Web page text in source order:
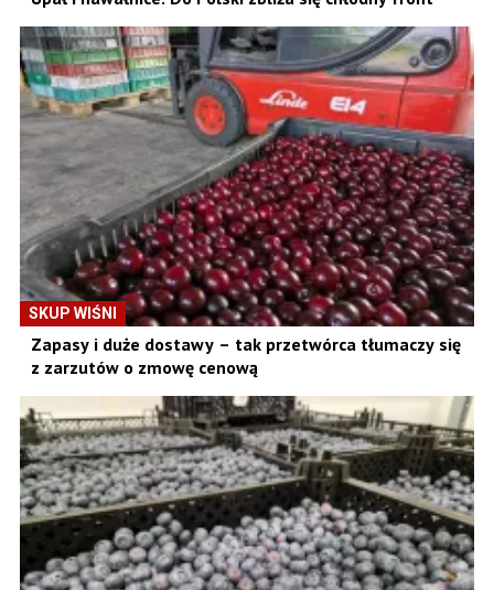
SKUP WIŚNI
Zapasy i duże dostawy – tak przetwórca tłumaczy się
z zarzutów o zmowę cenową